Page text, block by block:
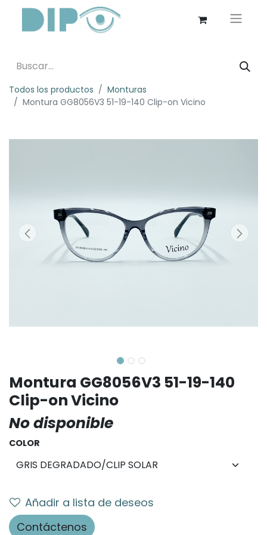
Todos los productos
Monturas
Montura GG8056V3 51-19-140 Clip-on Vicino
Montura GG8056V3 51-19-140
Clip-on Vicino
No disponible
COLOR
Añadir a lista de deseos
Contáctenos